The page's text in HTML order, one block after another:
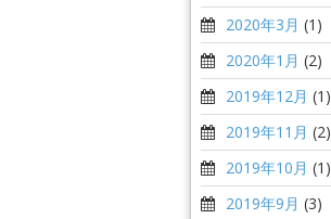
2020年3月 (1)
2020年1月 (2)
2019年12月 (1)
2019年11月 (2)
2019年10月 (1)
2019年9月 (3)